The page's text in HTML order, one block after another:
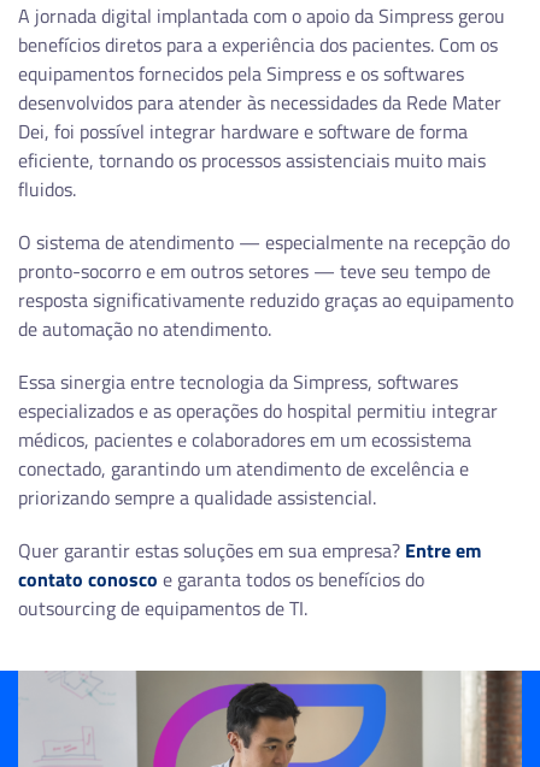
A jornada digital implantada com o apoio da Simpress gerou
benefícios diretos para a experiência dos pacientes. Com os
equipamentos fornecidos pela Simpress e os softwares
desenvolvidos para atender às necessidades da Rede Mater
Dei, foi possível integrar hardware e software de forma
eficiente, tornando os processos assistenciais muito mais
fluidos.
O sistema de atendimento — especialmente na recepção do
pronto-socorro e em outros setores — teve seu tempo de
resposta significativamente reduzido graças ao equipamento
de automação no atendimento.
Essa sinergia entre tecnologia da Simpress, softwares
especializados e as operações do hospital permitiu integrar
médicos, pacientes e colaboradores em um ecossistema
conectado, garantindo um atendimento de excelência e
priorizando sempre a qualidade assistencial.
Quer garantir estas soluções em sua empresa? Entre em
contato conosco e garanta todos os benefícios do
outsourcing de equipamentos de TI.